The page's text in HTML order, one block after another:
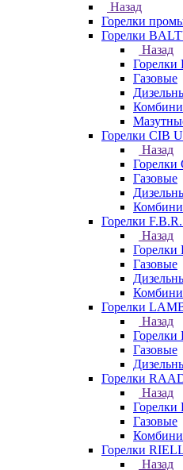
Назад
Горелки
Горелки
Назад
Горелки
Газовые
Горелки CIB
Назад
Газовые
Горелки F.B.R.
Назад
Горелки
Газовые
Горелки
Назад
Газовые
Горелки
Назад
Газовые
Горелки
Назад